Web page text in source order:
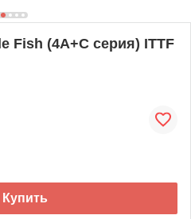
Fish (4A+C серия) ITTF
Купить